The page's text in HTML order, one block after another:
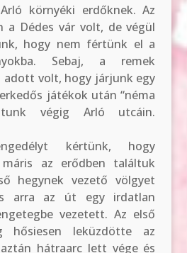
környéki erdőknek. Az
a Dédes vár volt, de végül
hogy nem fértünk el a
Sebaj, a remek
adott volt, hogy járjunk egy
játékok után “néma
végig Arló utcáin.
kértünk, hogy
az erődben találtuk
hegynek vezető völgyet
arra az út egy irdatlan
vezetett. Az első
hősiesen leküzdötte az
hátraarc lett vége és